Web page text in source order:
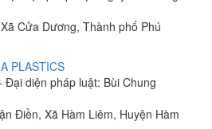
Cửa Dương, Thành phố Phú
PLASTICS
Đại diện pháp luật: Bùi Chung
Điền, Xã Hàm Liêm, Huyện Hàm